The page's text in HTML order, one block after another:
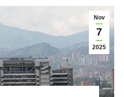
Nov
7
2025